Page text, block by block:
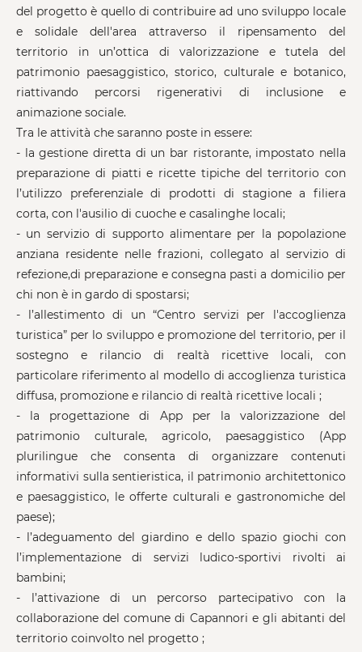
del progetto è quello di contribuire ad uno sviluppo locale
e solidale dell'area attraverso il ripensamento del
territorio in un’ottica di valorizzazione e tutela del
patrimonio paesaggistico, storico, culturale e botanico,
riattivando percorsi rigenerativi di inclusione e
animazione sociale.
Tra le attività che saranno poste in essere:
- la gestione diretta di un bar ristorante, impostato nella
preparazione di piatti e ricette tipiche del territorio con
l’utilizzo preferenziale di prodotti di stagione a filiera
corta, con l'ausilio di cuoche e casalinghe locali;
- un servizio di supporto alimentare per la popolazione
anziana residente nelle frazioni, collegato al servizio di
refezione,di preparazione e consegna pasti a domicilio per
chi non è in gardo di spostarsi;
- l’allestimento di un “Centro servizi per l'accoglienza
turistica” per lo sviluppo e promozione del territorio, per il
sostegno e rilancio di realtà ricettive locali, con
particolare riferimento al modello di accoglienza turistica
diffusa, promozione e rilancio di realtà ricettive locali ;
- la progettazione di App per la valorizzazione del
patrimonio culturale, agricolo, paesaggistico (App
plurilingue che consenta di organizzare contenuti
informativi sulla sentieristica, il patrimonio architettonico
e paesaggistico, le offerte culturali e gastronomiche del
paese);
- l’adeguamento del giardino e dello spazio giochi con
l’implementazione di servizi ludico-sportivi rivolti ai
bambini;
- l’attivazione di un percorso partecipativo con la
collaborazione del comune di Capannori e gli abitanti del
territorio coinvolto nel progetto ;